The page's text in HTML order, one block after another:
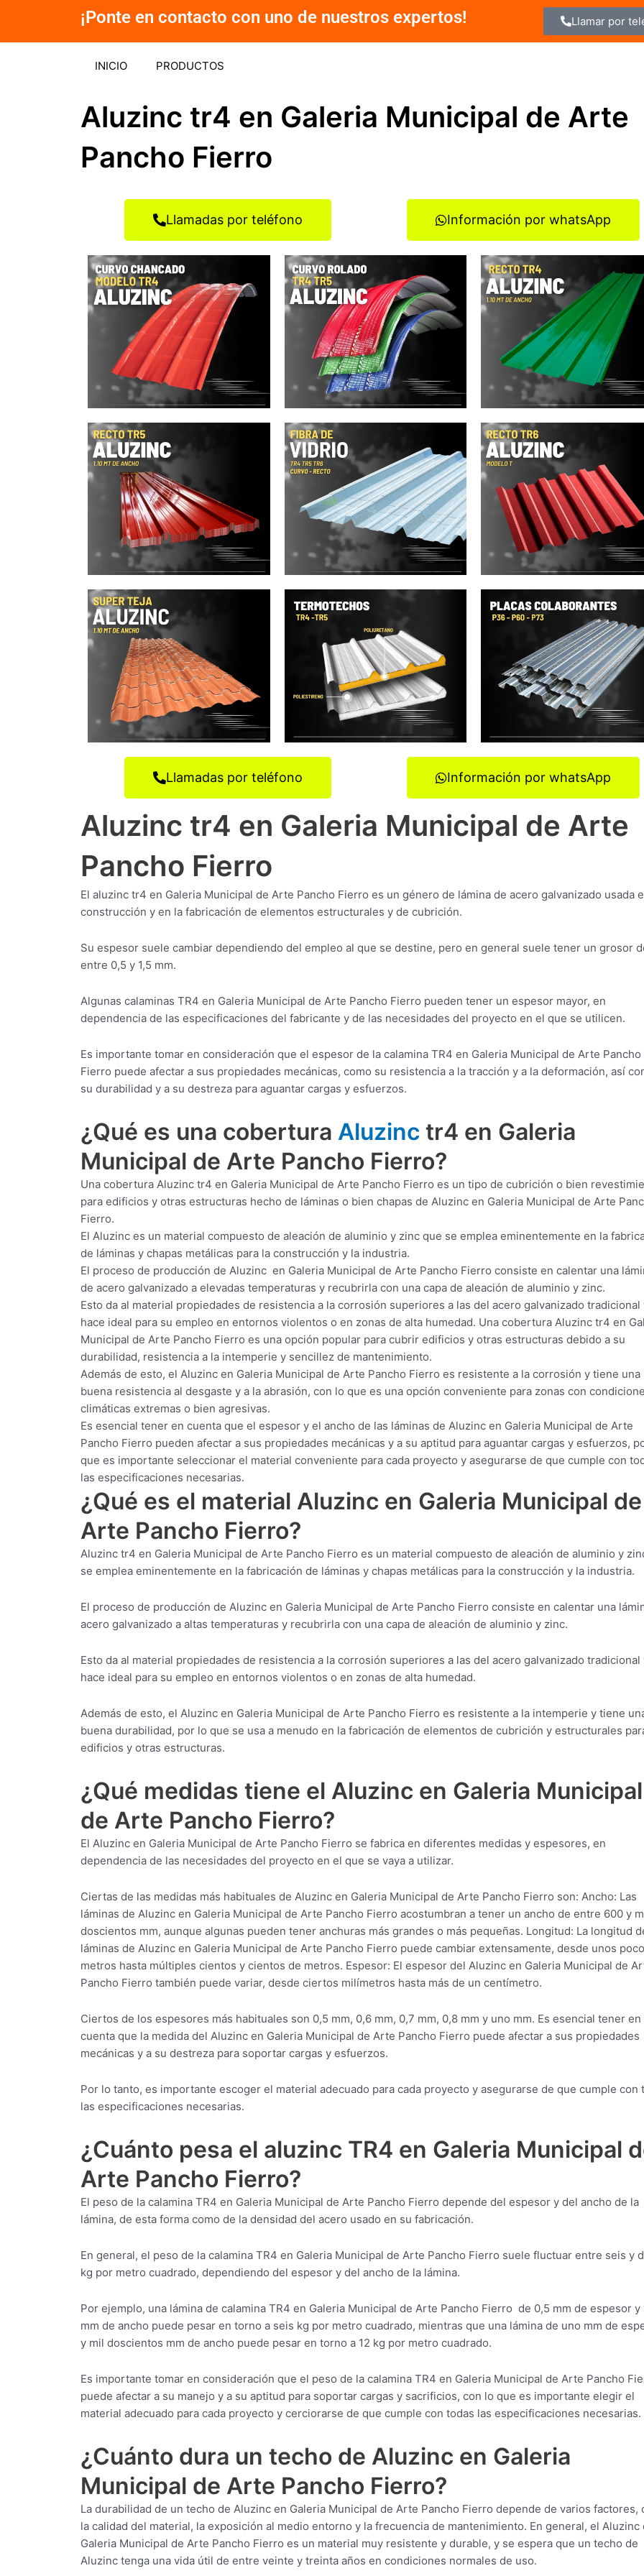
contenido
¡Ponte en contacto con uno de nuestros expertos! Llamar por
INICIO PRODUCTOS
Aluzinc tr4 en Galeria Municipal de Arte
Pancho Fierro
Llamadas por teléfono Información por whatsApp
Llamadas por teléfono Información por whatsApp
Aluzinc tr4 en Galeria Municipal de Arte
Pancho Fierro
El aluzinc tr4 en Galeria Municipal de Arte Pancho Fierro es un género de lámina de acero galvanizado usada
construcción y en la fabricación de elementos estructurales y de cubrición.
Su espesor suele cambiar dependiendo del empleo al que se destine, pero en general suele tener un grosor
entre 0,5 y 1,5 mm.
Algunas calaminas TR4 en Galeria Municipal de Arte Pancho Fierro pueden tener un espesor mayor, en
dependencia de las especificaciones del fabricante y de las necesidades del proyecto en el que se utilicen.
Es importante tomar en consideración que el espesor de la calamina TR4 en Galeria Municipal de Arte Pancho
Fierro puede afectar a sus propiedades mecánicas, como su resistencia a la tracción y a la deformación, así
su durabilidad y a su destreza para aguantar cargas y esfuerzos.
¿Qué es una cobertura Aluzinc tr4 en Galeria
Municipal de Arte Pancho Fierro?
Una cobertura Aluzinc tr4 en Galeria Municipal de Arte Pancho Fierro es un tipo de cubrición o bien
para edificios y otras estructuras hecho de láminas o bien chapas de Aluzinc en Galeria Municipal de Arte
Fierro.
El Aluzinc es un material compuesto de aleación de aluminio y zinc que se emplea eminentemente en la
de láminas y chapas metálicas para la construcción y la industria.
El proceso de producción de Aluzinc en Galeria Municipal de Arte Pancho Fierro consiste en calentar una
de acero galvanizado a elevadas temperaturas y recubrirla con una capa de aleación de aluminio y zinc.
Esto da al material propiedades de resistencia a la corrosión superiores a las del acero galvanizado tradicional
hace ideal para su empleo en entornos violentos o en zonas de alta humedad. Una cobertura Aluzinc tr4 en
Municipal de Arte Pancho Fierro es una opción popular para cubrir edificios y otras estructuras debido a su
durabilidad, resistencia a la intemperie y sencillez de mantenimiento.
Además de esto, el Aluzinc en Galeria Municipal de Arte Pancho Fierro es resistente a la corrosión y tiene una
buena resistencia al desgaste y a la abrasión, con lo que es una opción conveniente para zonas con
climáticas extremas o bien agresivas.
Es esencial tener en cuenta que el espesor y el ancho de las láminas de Aluzinc en Galeria Municipal de Arte
Pancho Fierro pueden afectar a sus propiedades mecánicas y a su aptitud para aguantar cargas y esfuerzos,
que es importante seleccionar el material conveniente para cada proyecto y asegurarse de que cumple con
las especificaciones necesarias.
¿Qué es el material Aluzinc en Galeria Municipal de
Arte Pancho Fierro?
Aluzinc tr4 en Galeria Municipal de Arte Pancho Fierro es un material compuesto de aleación de aluminio y
se emplea eminentemente en la fabricación de láminas y chapas metálicas para la construcción y la industria.
El proceso de producción de Aluzinc en Galeria Municipal de Arte Pancho Fierro consiste en calentar una
acero galvanizado a altas temperaturas y recubrirla con una capa de aleación de aluminio y zinc.
Esto da al material propiedades de resistencia a la corrosión superiores a las del acero galvanizado tradicional
hace ideal para su empleo en entornos violentos o en zonas de alta humedad.
Además de esto, el Aluzinc en Galeria Municipal de Arte Pancho Fierro es resistente a la intemperie y tiene
buena durabilidad, por lo que se usa a menudo en la fabricación de elementos de cubrición y estructurales
edificios y otras estructuras.
¿Qué medidas tiene el Aluzinc en Galeria Municipal
de Arte Pancho Fierro?
El Aluzinc en Galeria Municipal de Arte Pancho Fierro se fabrica en diferentes medidas y espesores, en
dependencia de las necesidades del proyecto en el que se vaya a utilizar.
Ciertas de las medidas más habituales de Aluzinc en Galeria Municipal de Arte Pancho Fierro son: Ancho: Las
láminas de Aluzinc en Galeria Municipal de Arte Pancho Fierro acostumbran a tener un ancho de entre 600 y
doscientos mm, aunque algunas pueden tener anchuras más grandes o más pequeñas. Longitud: La longitud
láminas de Aluzinc en Galeria Municipal de Arte Pancho Fierro puede cambiar extensamente, desde unos
metros hasta múltiples cientos y cientos de metros. Espesor: El espesor del Aluzinc en Galeria Municipal de
Pancho Fierro también puede variar, desde ciertos milímetros hasta más de un centímetro.
Ciertos de los espesores más habituales son 0,5 mm, 0,6 mm, 0,7 mm, 0,8 mm y uno mm. Es esencial tener en
cuenta que la medida del Aluzinc en Galeria Municipal de Arte Pancho Fierro puede afectar a sus propiedades
mecánicas y a su destreza para soportar cargas y esfuerzos.
Por lo tanto, es importante escoger el material adecuado para cada proyecto y asegurarse de que cumple con
las especificaciones necesarias.
¿Cuánto pesa el aluzinc TR4 en Galeria Municipal
Arte Pancho Fierro?
El peso de la calamina TR4 en Galeria Municipal de Arte Pancho Fierro depende del espesor y del ancho de la
lámina, de esta forma como de la densidad del acero usado en su fabricación.
En general, el peso de la calamina TR4 en Galeria Municipal de Arte Pancho Fierro suele fluctuar entre seis y
kg por metro cuadrado, dependiendo del espesor y del ancho de la lámina.
Por ejemplo, una lámina de calamina TR4 en Galeria Municipal de Arte Pancho Fierro de 0,5 mm de espesor y
mm de ancho puede pesar en torno a seis kg por metro cuadrado, mientras que una lámina de uno mm de
y mil doscientos mm de ancho puede pesar en torno a 12 kg por metro cuadrado.
Es importante tomar en consideración que el peso de la calamina TR4 en Galeria Municipal de Arte Pancho
puede afectar a su manejo y a su aptitud para soportar cargas y sacrificios, con lo que es importante elegir el
material adecuado para cada proyecto y cerciorarse de que cumple con todas las especificaciones necesarias.
¿Cuánto dura un techo de Aluzinc en Galeria
Municipal de Arte Pancho Fierro?
La durabilidad de un techo de Aluzinc en Galeria Municipal de Arte Pancho Fierro depende de varios factores,
la calidad del material, la exposición al medio entorno y la frecuencia de mantenimiento. En general, el Aluzinc
Galeria Municipal de Arte Pancho Fierro es un material muy resistente y durable, y se espera que un techo de
Aluzinc tenga una vida útil de entre veinte y treinta años en condiciones normales de uso.